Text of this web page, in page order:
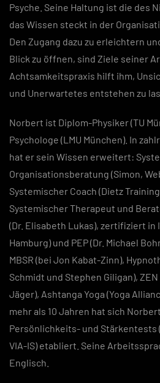
Psyche. Seine Haltung ist die des
das Wissen steckt in der
Den Zugang dazu zu erleichtern
Blick zu öffnen, sind Ziele seiner
Achtsamkeitspraxis hilft ihm,
und Unerwartetes entstehen zu
Norbert ist Diplom-Physiker (TU
Psychologe (LMU München). In
hat er sein Wissen erweitert:
Organisationsberatung (Simon,
Systemischer Coach (Dietz
Systemischer Therapeut und
(Dr. Elisabeth Lukas), zertifiziert in
Hamburg) und PEP (Dr. Michael
MBSR (bei Jon Kabat-Zinn),
Schmidt und Stephen Giligan),
Jäger), Ashtanga Yoga (Yoga
mehr als 10 Jahren hat sich
Persönlichkeits- und Stärkentests
VIA-IS) etabliert. Seine
Englisch.